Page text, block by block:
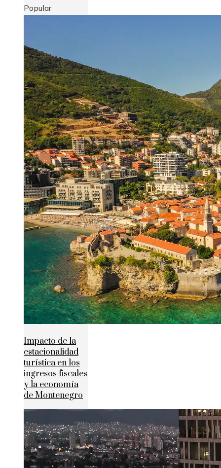
Popular
Impacto de la
estacionalidad
turística en los
ingresos fiscales
y la economía
de Montenegro